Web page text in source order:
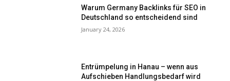
Warum Germany Backlinks für SEO in
Deutschland so entscheidend sind
January 24, 2026
Entrümpelung in Hanau – wenn aus
Aufschieben Handlungsbedarf wird